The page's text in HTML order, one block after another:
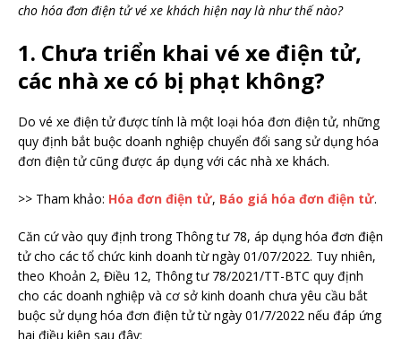
cho hóa đơn điện tử vé xe khách hiện nay là như thế nào?
1. Chưa triển khai vé xe điện tử,
các nhà xe có bị phạt không?
Do vé xe điện tử được tính là một loại hóa đơn điện tử, những
quy định bắt buộc doanh nghiệp chuyển đổi sang sử dụng hóa
đơn điện tử cũng được áp dụng với các nhà xe khách.
>> Tham khảo: Hóa đơn điện tử, Báo giá hóa đơn điện tử.
Căn cứ vào quy định trong Thông tư 78, áp dụng hóa đơn điện
tử cho các tổ chức kinh doanh từ ngày 01/07/2022. Tuy nhiên,
theo Khoản 2, Điều 12, Thông tư 78/2021/TT-BTC quy định
cho các doanh nghiệp và cơ sở kinh doanh chưa yêu cầu bắt
buộc sử dụng hóa đơn điện tử từ ngày 01/7/2022 nếu đáp ứng
hai điều kiện sau đây: